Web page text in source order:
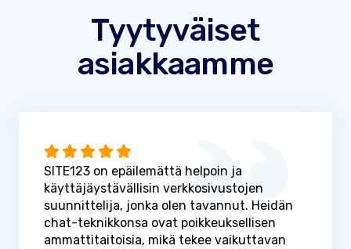
Tyytyväiset
asiakkaamme
SITE123 on epäilemättä helpoin ja
käyttäjäystävällisin verkkosivustojen
suunnittelija, jonka olen tavannut. Heidän
chat-teknikkonsa ovat poikkeuksellisen
ammattitaitoisia, mikä tekee vaikuttavan